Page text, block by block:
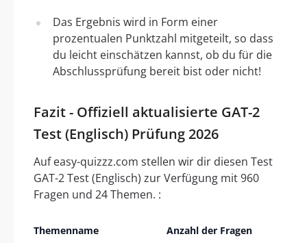
Das Ergebnis wird in Form einer
prozentualen Punktzahl mitgeteilt, so dass
du leicht einschätzen kannst, ob du für die
Abschlussprüfung bereit bist oder nicht!
Fazit - Offiziell aktualisierte GAT-2
Test (Englisch) Prüfung 2026
Auf easy-quizzz.com stellen wir dir diesen Test
GAT-2 Test (Englisch) zur Verfügung mit 960
Fragen und 24 Themen. :
Themenname Anzahl der Fragen